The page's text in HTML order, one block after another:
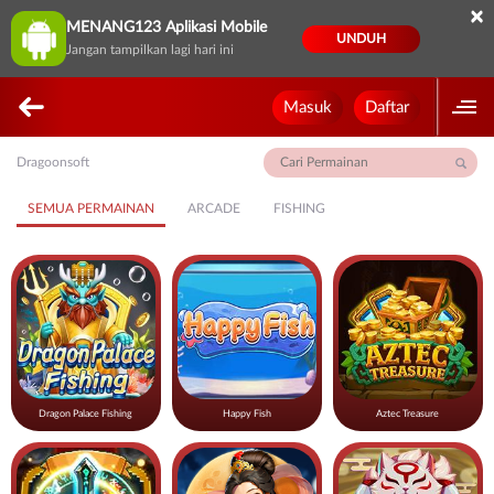
MENANG123 Aplikasi Mobile
Jangan tampilkan lagi hari ini
UNDUH
×
Masuk Daftar
Dragoonsoft
SEMUA PERMAINAN ARCADE FISHING
Dragon Palace Fishing Happy Fish Aztec Treasure